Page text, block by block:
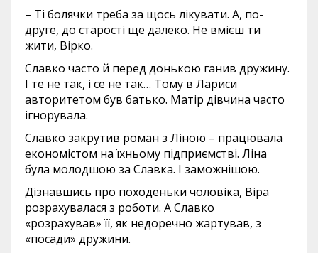
– Ті болячки треба за щось лікувати. А, по-
друге, до старості ще далеко. Не вмієш ти
жити, Вірко.
Славко часто й перед донькою ганив дружину.
І те не так, і се не так… Тому в Лариси
авторитетом був батько. Матір дівчина часто
ігнорувала.
Славко закрутив роман з Ліною – працювала
економістом на їхньому підприємстві. Ліна
була молодшою за Славка. І заможнішою.
Дізнавшись про походеньки чоловіка, Віра
розрахувалася з роботи. А Славко
«розрахував» її, як недоречно жартував, з
«посади» дружини.